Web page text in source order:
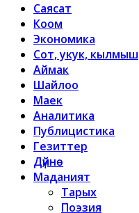
Саясат
Коом
Экономика
Сот, укук, кылмыш
Аймак
Шайлоо
Маек
Аналитика
Публицистика
Гезиттер
Дүйнө
Маданият
Тарых
Поэзия